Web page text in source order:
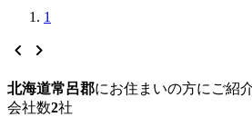
1
chevron_left chevron_right
北海道常呂郡にお住まいの方にご紹
会社数2社